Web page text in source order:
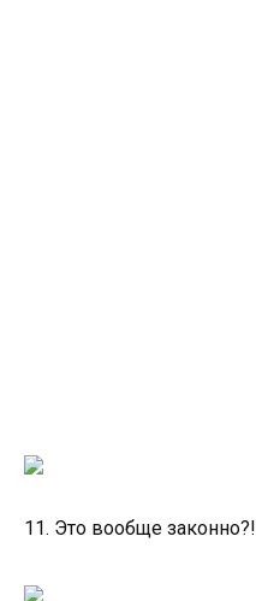
11. Это вообще законно?!